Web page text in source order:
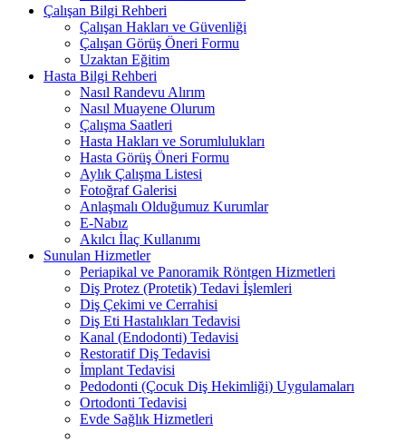
Çalışan Bilgi Rehberi
Çalışan Hakları ve Güvenliği
Çalışan Görüş Öneri Formu
Uzaktan Eğitim
Hasta Bilgi Rehberi
Nasıl Randevu Alırım
Nasıl Muayene Olurum
Çalışma Saatleri
Hasta Hakları ve Sorumlulukları
Hasta Görüş Öneri Formu
Aylık Çalışma Listesi
Fotoğraf Galerisi
Anlaşmalı Olduğumuz Kurumlar
E-Nabız
Akılcı İlaç Kullanımı
Sunulan Hizmetler
Periapikal ve Panoramik Röntgen Hizmetleri
Diş Protez (Protetik) Tedavi İşlemleri
Diş Çekimi ve Cerrahisi
Diş Eti Hastalıkları Tedavisi
Kanal (Endodonti) Tedavisi
Restoratif Diş Tedavisi
İmplant Tedavisi
Pedodonti (Çocuk Diş Hekimliği) Uygulamaları
Ortodonti Tedavisi
Evde Sağlık Hizmetleri